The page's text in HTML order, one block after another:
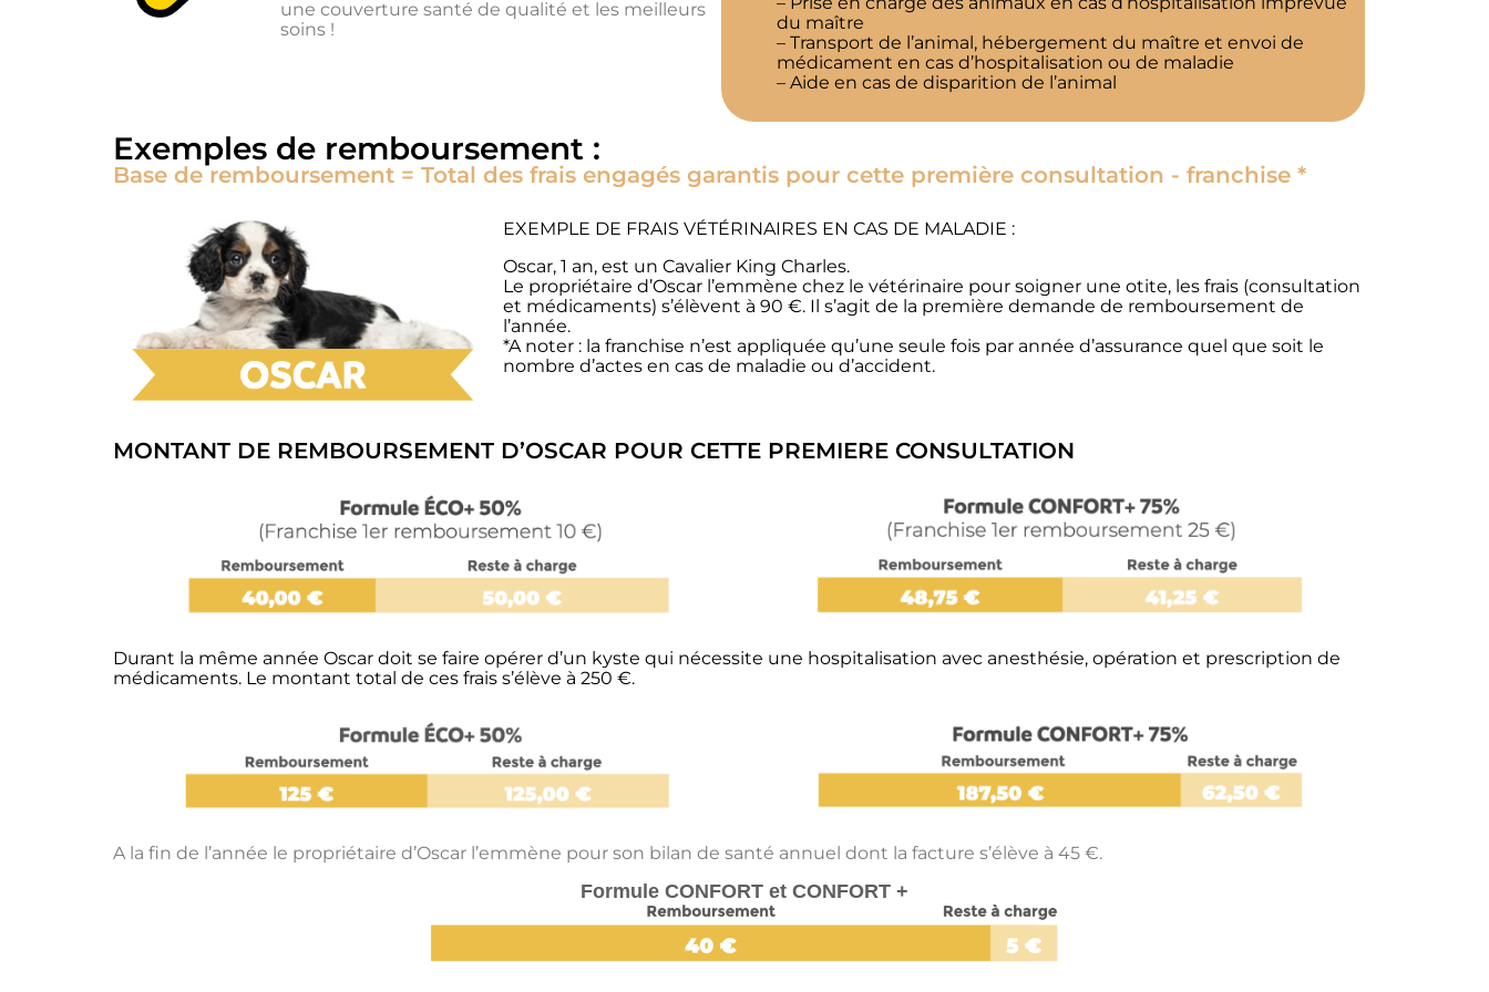
une couverture santé de qualité et les meilleurs
soins !
du maître
– Transport de l’animal, hébergement du maître et envoi de
médicament en cas d’hospitalisation ou de maladie
– Aide en cas de disparition de l’animal
Exemples de remboursement :
Base de remboursement = Total des frais engagés garantis pour cette première consultation - franchise *
EXEMPLE DE FRAIS VÉTÉRINAIRES EN CAS DE MALADIE :
Oscar, 1 an, est un Cavalier King Charles.
Le propriétaire d’Oscar l’emmène chez le vétérinaire pour soigner une otite, les frais (consultation
et médicaments) s’élèvent à 90 €. Il s’agit de la première demande de remboursement de
l’année.
*A noter : la franchise n’est appliquée qu’une seule fois par année d’assurance quel que soit le
nombre d’actes en cas de maladie ou d’accident.
MONTANT DE REMBOURSEMENT D’OSCAR POUR CETTE PREMIERE CONSULTATION
Durant la même année Oscar doit se faire opérer d’un kyste qui nécessite une hospitalisation avec anesthésie, opération et prescription de
médicaments. Le montant total de ces frais s’élève à 250 €.
A la fin de l’année le propriétaire d’Oscar l’emmène pour son bilan de santé annuel dont la facture s’élève à 45 €.
Formule CONFORT et CONFORT +